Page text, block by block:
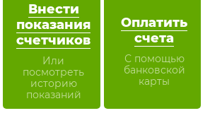
Внести
показания
счетчиков
Или
посмотреть
историю
показаний
Оплатить
счета
С помощью
банковской
карты